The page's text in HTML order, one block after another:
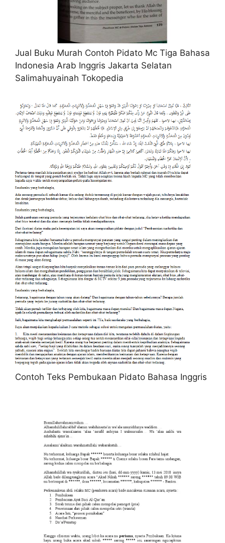
Jual Buku Murah Contoh Pidato Mc Tiga Bahasa
Indonesia Arab Inggris Jakarta Selatan
Salimahuyainah Tokopedia
Contoh Teks Pembukaan Pidato Bahasa Inggris